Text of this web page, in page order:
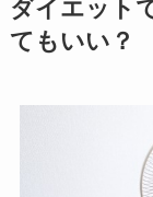
ダイエット
てもいい？